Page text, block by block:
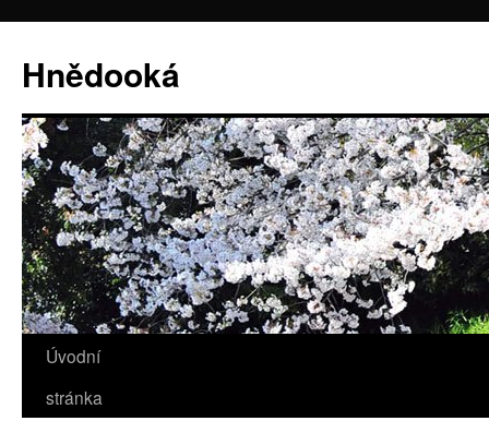
Hnědooká
Přejít
Úvodní
stránka